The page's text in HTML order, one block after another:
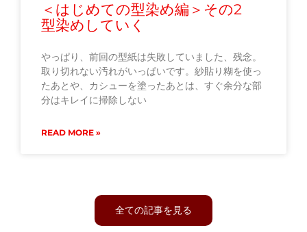
＜はじめての型染め編＞その2
型染めしていく
やっぱり、前回の型紙は失敗していました、残念。
取り切れない汚れがいっぱいです。紗貼り糊を使っ
たあとや、カシューを塗ったあとは、すぐ余分な部
分はキレイに掃除しない
READ MORE »
全ての記事を見る